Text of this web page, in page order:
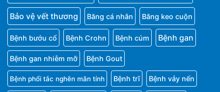
Bảo vệ vết thương Băng cá nhân Băng keo cuộn
Bệnh bướu cổ Bệnh Crohn Bệnh cúm Bệnh gan
Bệnh gan nhiễm mỡ Bệnh Gout
Bệnh phổi tắc nghẽn mãn tính Bệnh trĩ Bệnh vảy nến